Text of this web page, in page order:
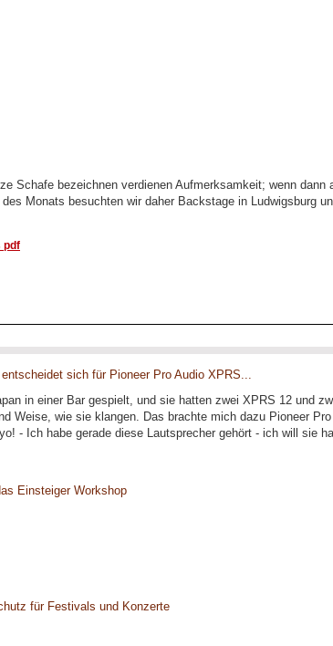
Schafe bezeichnen verdienen Aufmerksamkeit; wenn dann
Monats besuchten wir daher Backstage in Ludwigsburg
pdf
sich für Pioneer Pro Audio XPRS...
in einer Bar gespielt, und sie hatten zwei XPRS 12 und
Weise, wie sie klangen. Das brachte mich dazu Pioneer
- Ich habe gerade diese Lautsprecher gehört - ich will sie
Einsteiger Workshop
für Festivals und Konzerte